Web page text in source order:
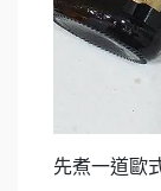
先煮一道歐